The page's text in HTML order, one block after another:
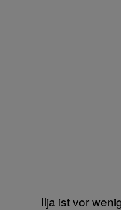
Ilja ist vor